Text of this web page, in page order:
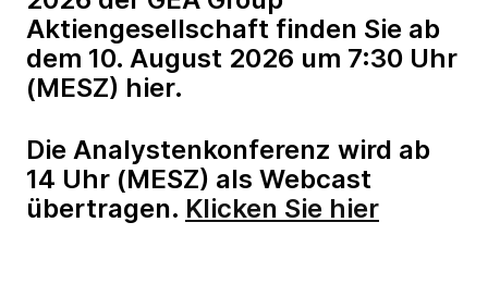
Aktiengesellschaft finden Sie ab
dem 10. August 2026 um 7:30 Uhr
(MESZ) hier.
Die Analystenkonferenz wird ab
14 Uhr (MESZ) als Webcast
übertragen. Klicken Sie hier